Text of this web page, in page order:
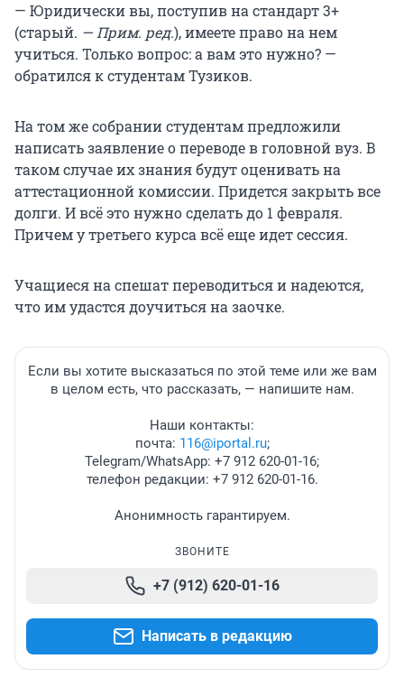
— Юридически вы, поступив на стандарт 3+
(старый. — Прим. ред.), имеете право на нем
учиться. Только вопрос: а вам это нужно? —
обратился к студентам Тузиков.
На том же собрании студентам предложили
написать заявление о переводе в головной вуз. В
таком случае их знания будут оценивать на
аттестационной комиссии. Придется закрыть все
долги. И всё это нужно сделать до 1 февраля.
Причем у третьего курса всё еще идет сессия.
Учащиеся на спешат переводиться и надеются,
что им удастся доучиться на заочке.
Если вы хотите высказаться по этой теме или же вам
в целом есть, что рассказать, — напишите нам.
Наши контакты:
почта: 116@iportal.ru;
Telegram/WhatsApp: +7 912 620-01-16;
телефон редакции: +7 912 620-01-16.
Анонимность гарантируем.
ЗВОНИТЕ
+7 (912) 620-01-16
Написать в редакцию